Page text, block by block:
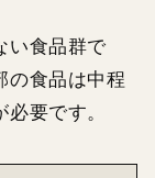
い食品群で
の食品は中程
要です。